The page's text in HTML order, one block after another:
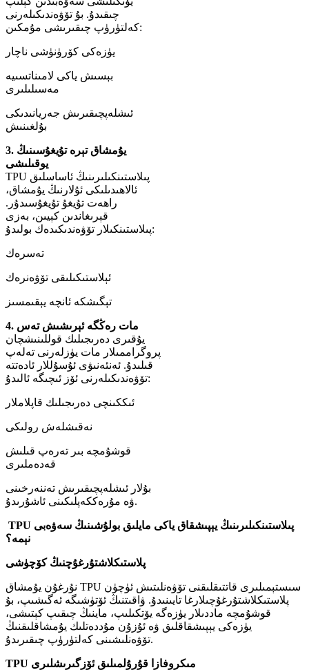
چىقىدۇ. بۇ تۆۋەندىكىلەرنى
كەلتۈرۈپ چىقىرىشى مۇمكىن:
يۈزەكى كۆرۈنۈشى ناچار
بېسىش ياكى لامىناتسىيە
مەسىلىلىرى
ئىشلەپچىقىرىش جەريانىدىكى
بۇلغىنىش
3. يۇمشاق تېرە تۇيغۇسىنىڭ
يوقىلىشى
TPU پىلاستىنكىلىرىنىڭ ئاساسلىق
ئالاھىدىلىكى ئۇلارنىڭ يۇمشاق،
راھەت تۇيغۇ تۇيغۇسىدۇر.
قېرىغاندىن كېيىن، بەزى
پىلاستىنكىلار تۆۋەندىكىدەك بولىدۇ:
تەسرەك
ئېلاستىكىلىقى تۆۋەنرەك
تېگىشكە ئانچە يېقىمسىز
4. مات رەڭگە ئېرىشىش تەس
يۇقىرى دەرىجىلىك قوللىنىشچان
پروگراممىلار مات يۈزلەرنى تەلەپ
قىلىدۇ. ئەنئەنىۋى ئۇسۇللار ئادەتتە
تۆۋەندىكىلەرنى ئۆز ئىچىگە ئالىدۇ:
ئىككىنچى دەرىجىلىك قاپلاملار
نەقىشلەش رولىكى
قوشۇمچە بىر تەرەپ قىلىش
قەدەملىرى
بۇلار ئىشلەپچىقىرىش تەننەرخىنى
ۋە مۇرەككەپلىكىنى ئاشۇرىدۇ.
TPU پىلاستىنكىلىرىنىڭ يېپىشقاق ياكى مايلىق بولۇشىنىڭ سەۋەبى
نېمە؟
پلاستىكلاشتۇرغۇچنىڭ كۆچۈشى
نۇرغۇن يۇمشاق TPU سىستېمىلىرى قاتتىقلىقنى تۆۋەنلىتىش ئۈچۈن
پلاستىكلاشتۇرغۇچىلارغا تايىنىدۇ. ۋاقىتنىڭ ئۆتۈشىگە ئەگىشىپ، بۇ
قوشۇمچە ماددىلار يۈزەگە يۆتكىلىپ، ماينىڭ چىقىپ كېتىشى،
يۈزەكى يېپىشقاقلىق ۋە ئۇزۇن مۇددەتلىك يۇمشاقلىقنىڭ
تۆۋەنلىشىنى كەلتۈرۈپ چىقىرىدۇ.
TPU مىكروفازا قۇرۇلمىلىق ئۆزگىرىشلىرى